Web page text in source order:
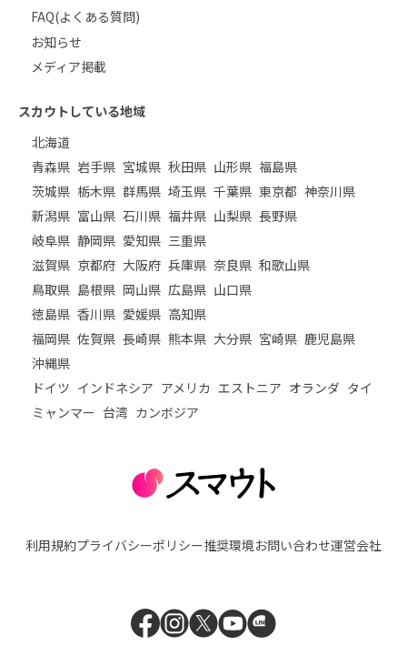
FAQ(よくある質問)
お知らせ
メディア掲載
スカウトしている地域
北海道
青森県 岩手県 宮城県 秋田県 山形県 福島県
茨城県 栃木県 群馬県 埼玉県 千葉県 東京都 神奈川県
新潟県 富山県 石川県 福井県 山梨県 長野県
岐阜県 静岡県 愛知県 三重県
滋賀県 京都府 大阪府 兵庫県 奈良県 和歌山県
鳥取県 島根県 岡山県 広島県 山口県
徳島県 香川県 愛媛県 高知県
福岡県 佐賀県 長崎県 熊本県 大分県 宮崎県 鹿児島県
沖縄県
ドイツ インドネシア アメリカ エストニア オランダ タイ
ミャンマー 台湾 カンボジア
利用規約プライバシーポリシー推奨環境お問い合わせ運営会社